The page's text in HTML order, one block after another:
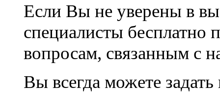
Если Вы не уверены в
специалисты
вопросам, связанным с
Вы всегда можете